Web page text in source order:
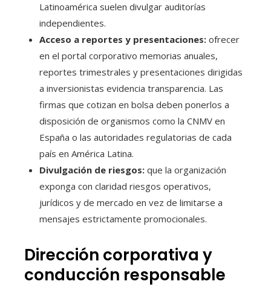
Latinoamérica suelen divulgar auditorías
independientes.
Acceso a reportes y presentaciones: ofrecer
en el portal corporativo memorias anuales,
reportes trimestrales y presentaciones dirigidas
a inversionistas evidencia transparencia. Las
firmas que cotizan en bolsa deben ponerlos a
disposición de organismos como la CNMV en
España o las autoridades regulatorias de cada
país en América Latina.
Divulgación de riesgos: que la organización
exponga con claridad riesgos operativos,
jurídicos y de mercado en vez de limitarse a
mensajes estrictamente promocionales.
Dirección corporativa y
conducción responsable